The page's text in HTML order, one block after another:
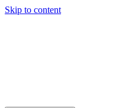
Skip to content